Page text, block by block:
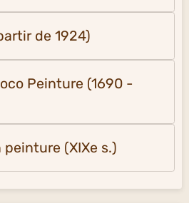
de 1924)
Peinture (1690 -
(XIXe s.)